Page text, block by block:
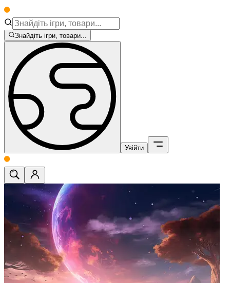
Знайдіть ігри, товари...
Увійти